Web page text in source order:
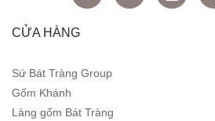
CỬA HÀNG
Sứ Bát Tràng Group
Gốm Khánh
Làng gốm Bát Tràng